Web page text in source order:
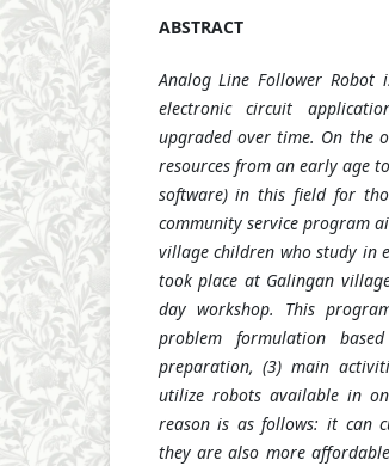
ABSTRACT
Analog Line Follower Robot
electronic circuit
upgraded over time. On the
resources from an early age
software) in this field for
community service program
village children who study in
took place at Galingan
day workshop. This
problem formulation
preparation, (3) main
utilize robots available in
reason is as follows: it can
they are also more